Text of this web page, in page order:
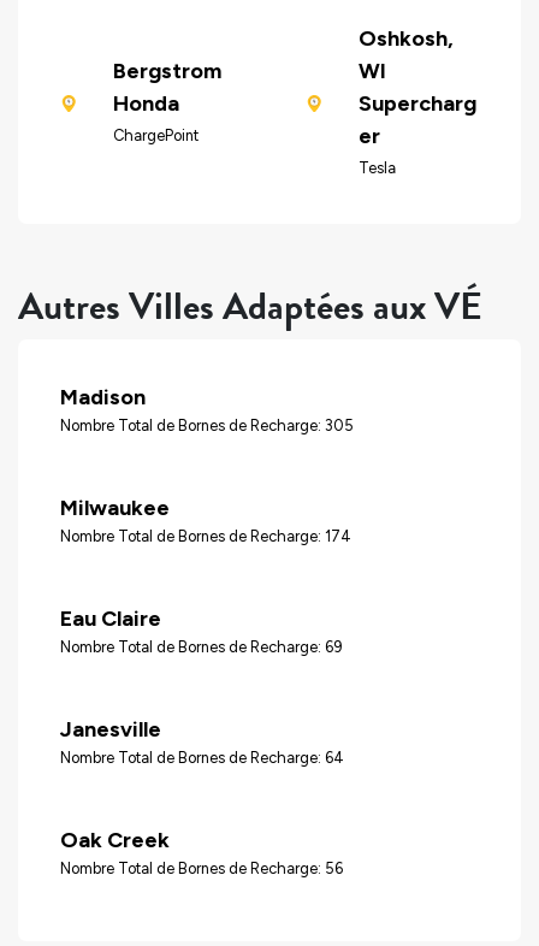
Bergstrom
Honda
ChargePoint
Oshkosh,
WI
Supercharg
er
Tesla
Autres Villes Adaptées aux VÉ
Madison
Nombre Total de Bornes de Recharge: 305
Milwaukee
Nombre Total de Bornes de Recharge: 174
Eau Claire
Nombre Total de Bornes de Recharge: 69
Janesville
Nombre Total de Bornes de Recharge: 64
Oak Creek
Nombre Total de Bornes de Recharge: 56